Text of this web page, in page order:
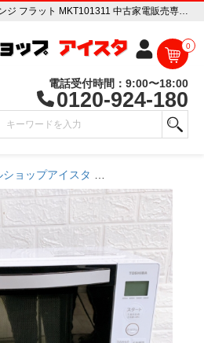
トウシバ ER-S17Y（W）電子レンジ フラット MKT101311 中古家電販売専門店 リサイクルショップ アイスタ
0
電話受付時間：9:00〜18:00
0120-924-180
ョップアイスタ